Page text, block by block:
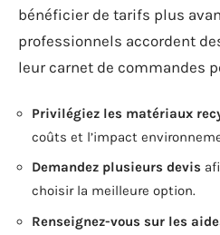
bénéficier de tarifs plus
professionnels accordent
leur carnet de commandes
Privilégiez les matériaux
coûts et l’impact
Demandez plusieurs devis
choisir la meilleure option.
Renseignez-vous sur les